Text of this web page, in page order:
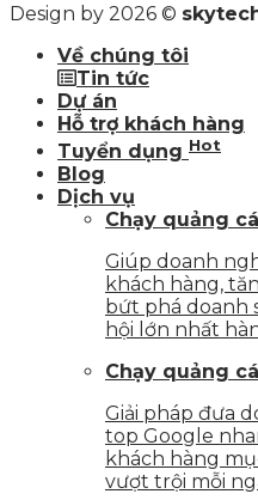
Design by 2026 ©
Về chúng tôi
Tin tức
Dự án
Hỗ trợ khách hàng
Tuyển dụng Hot
Blog
Dịch vụ
Chạy quảng
Giúp doanh
khách hàng,
bứt phá doanh
hội lớn nhất
Chạy quảng
Giải pháp đưa
top Google
khách hàng
vượt trội mỗi